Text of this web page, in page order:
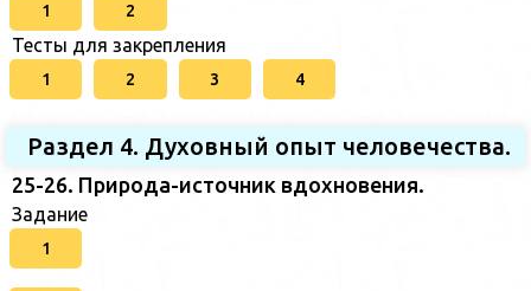
1 2
Тесты для закрепления
1 2 3 4
Раздел 4. Духовный опыт человечества.
25-26. Природа-источник вдохновения.
Задание
1